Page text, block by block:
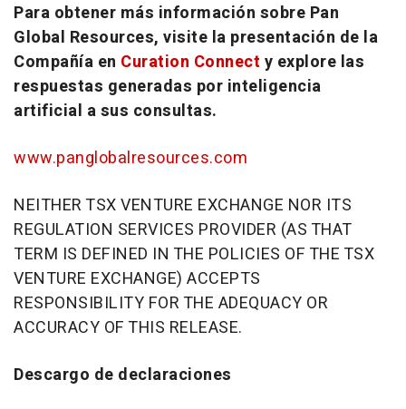
Para obtener más información sobre Pan
Global Resources, visite la presentación de la
Compañía en Curation Connect y explore las
respuestas generadas por inteligencia
artificial a sus consultas.
www.panglobalresources.com
NEITHER TSX VENTURE EXCHANGE NOR ITS
REGULATION SERVICES PROVIDER (AS THAT
TERM IS DEFINED IN THE POLICIES OF THE TSX
VENTURE EXCHANGE) ACCEPTS
RESPONSIBILITY FOR THE ADEQUACY OR
ACCURACY OF THIS RELEASE.
Descargo de declaraciones